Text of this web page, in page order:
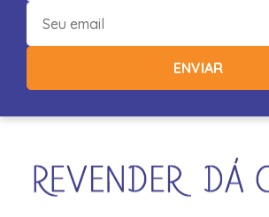
ENVIAR